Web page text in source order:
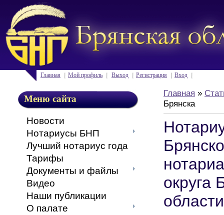
Главная Мой профиль Выход Регистрация Вход
Меню сайта
Новости
Нотариусы БНП
Лучший нотариус года
Тарифы
Документы и файлы
Видео
Наши публикации
О палате
Главная »
Брянска
округа
области